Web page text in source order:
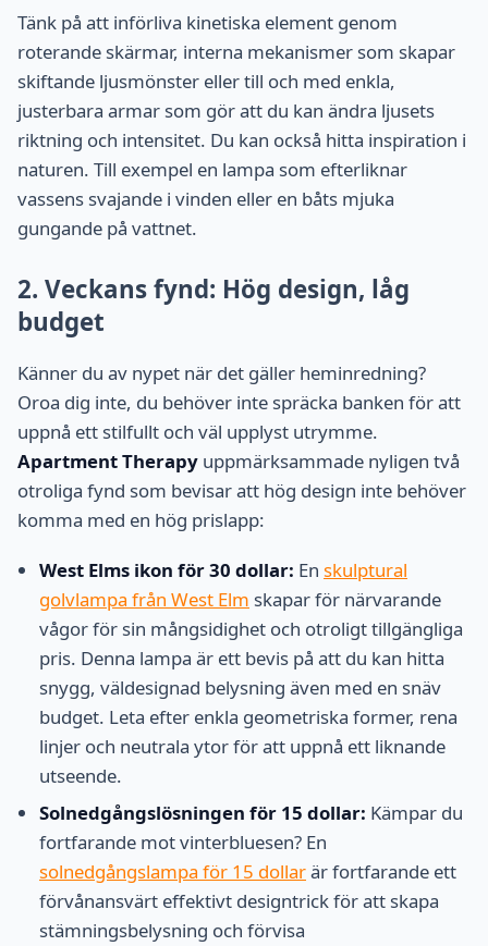
Tänk på att införliva kinetiska element genom
roterande skärmar, interna mekanismer som skapar
skiftande ljusmönster eller till och med enkla,
justerbara armar som gör att du kan ändra ljusets
riktning och intensitet. Du kan också hitta inspiration i
naturen. Till exempel en lampa som efterliknar
vassens svajande i vinden eller en båts mjuka
gungande på vattnet.
2. Veckans fynd: Hög design, låg
budget
Känner du av nypet när det gäller heminredning?
Oroa dig inte, du behöver inte spräcka banken för att
uppnå ett stilfullt och väl upplyst utrymme.
Apartment Therapy uppmärksammade nyligen två
otroliga fynd som bevisar att hög design inte behöver
komma med en hög prislapp:
West Elms ikon för 30 dollar: En skulptural
golvlampa från West Elm skapar för närvarande
vågor för sin mångsidighet och otroligt tillgängliga
pris. Denna lampa är ett bevis på att du kan hitta
snygg, väldesignad belysning även med en snäv
budget. Leta efter enkla geometriska former, rena
linjer och neutrala ytor för att uppnå ett liknande
utseende.
Solnedgångslösningen för 15 dollar: Kämpar du
fortfarande mot vinterbluesen? En
solnedgångslampa för 15 dollarär fortfarande ett
förvånansvärt effektivt designtrick för att skapa
stämningsbelysning och förvisa